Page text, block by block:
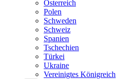
Österreich
Polen
Schweden
Schweiz
Spanien
Tschechien
Türkei
Ukraine
Vereinigtes Königreich